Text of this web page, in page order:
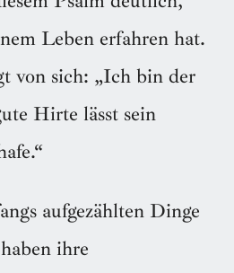
Leben erfahren hat.
von sich: „Ich bin der
Hirte lässt sein
aufgezählten Dinge
ihre